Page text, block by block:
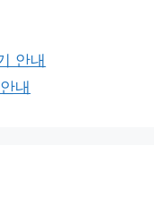
안내
내